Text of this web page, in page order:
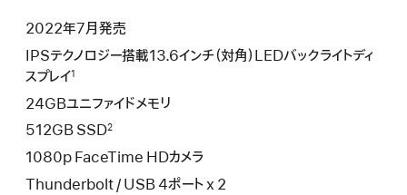
す）
2022年7月発売
IPSテクノロジー搭載13.6インチ（対角）LEDバックライトディ
スプレイ1
24GBユニファイドメモリ
512GB SSD2
1080p FaceTime HDカメラ
Thunderbolt / USB 4ポート x 2